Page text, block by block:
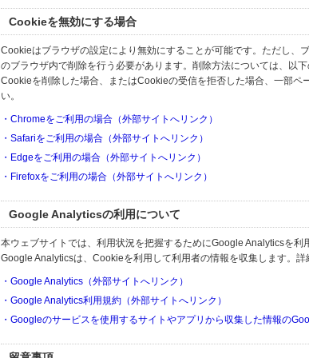
Cookieを無効にする場合
Cookieはブラウザの設定により無効にすることが可能です。ただし
のブラウザ内で削除を行う必要があります。削除方法については、以
Cookieを削除した場合、またはCookieの受信を拒否した場合、一部
い。
・Chromeをご利用の場合（外部サイトへリンク）
・Safariをご利用の場合（外部サイトへリンク）
・Edgeをご利用の場合（外部サイトへリンク）
・Firefoxをご利用の場合（外部サイトへリンク）
Google Analyticsの利用について
本ウェブサイトでは、利用状況を把握するためにGoogle Analyticsを利
Google Analyticsは、Cookieを利用して利用者の情報を収集します。
・Google Analytics（外部サイトへリンク）
・Google Analytics利用規約（外部サイトへリンク）
・Googleのサービスを使用するサイトやアプリから収集した情報の